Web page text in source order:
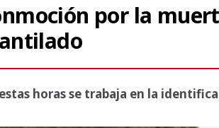
por la
horas se trabaja en la